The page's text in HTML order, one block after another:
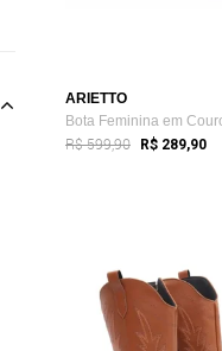
ARIETTO
R$ 599,90 R$ 289,90